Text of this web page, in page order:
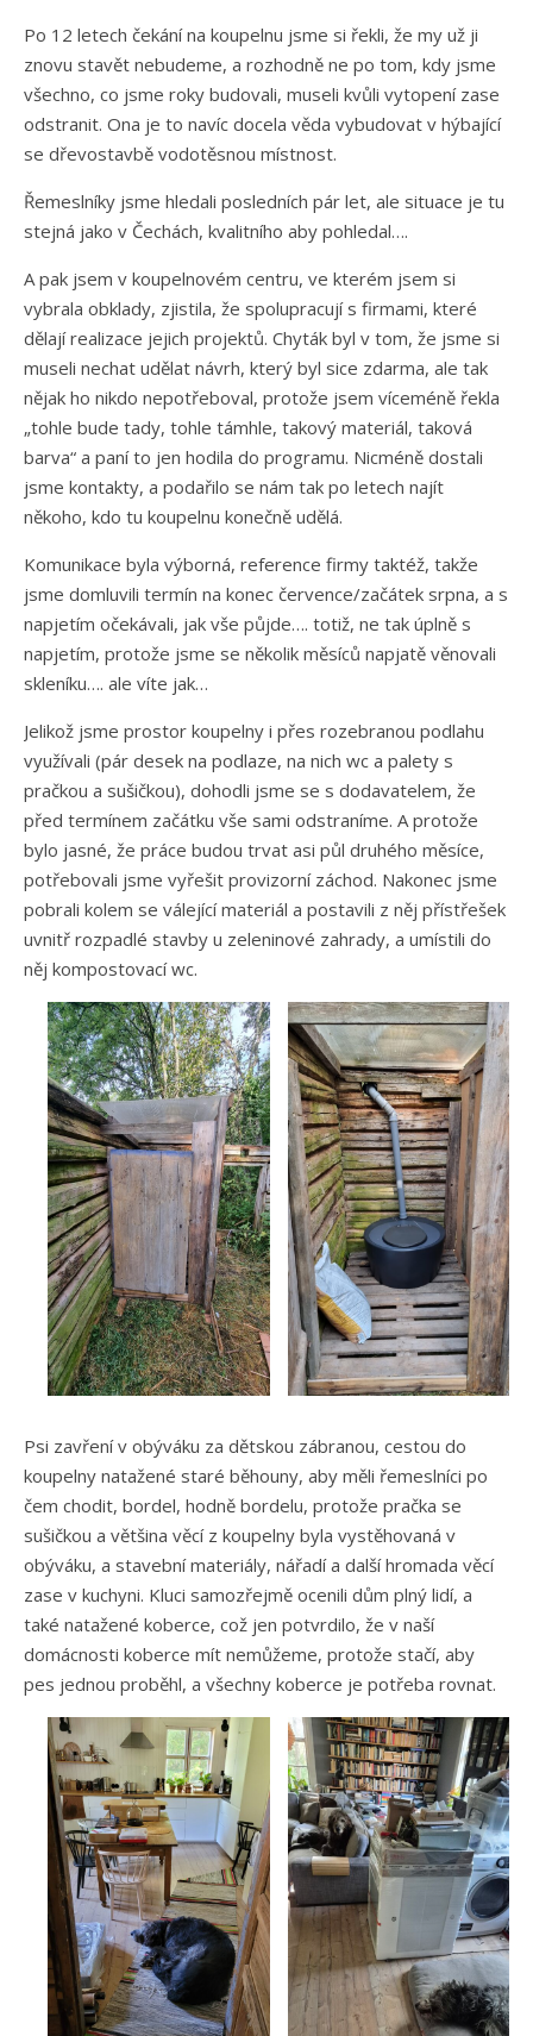
Po 12 letech čekání na koupelnu jsme si řekli, že my už ji
znovu stavět nebudeme, a rozhodně ne po tom, kdy jsme
všechno, co jsme roky budovali, museli kvůli vytopení zase
odstranit. Ona je to navíc docela věda vybudovat v hýbající
se dřevostavbě vodotěsnou místnost.
Řemeslníky jsme hledali posledních pár let, ale situace je tu
stejná jako v Čechách, kvalitního aby pohledal….
A pak jsem v koupelnovém centru, ve kterém jsem si
vybrala obklady, zjistila, že spolupracují s firmami, které
dělají realizace jejich projektů. Chyták byl v tom, že jsme si
museli nechat udělat návrh, který byl sice zdarma, ale tak
nějak ho nikdo nepotřeboval, protože jsem víceméně řekla
„tohle bude tady, tohle támhle, takový materiál, taková
barva“ a paní to jen hodila do programu. Nicméně dostali
jsme kontakty, a podařilo se nám tak po letech najít
někoho, kdo tu koupelnu konečně udělá.
Komunikace byla výborná, reference firmy taktéž, takže
jsme domluvili termín na konec července/začátek srpna, a s
napjetím očekávali, jak vše půjde…. totiž, ne tak úplně s
napjetím, protože jsme se několik měsíců napjatě věnovali
skleníku…. ale víte jak…
Jelikož jsme prostor koupelny i přes rozebranou podlahu
využívali (pár desek na podlaze, na nich wc a palety s
pračkou a sušičkou), dohodli jsme se s dodavatelem, že
před termínem začátku vše sami odstraníme. A protože
bylo jasné, že práce budou trvat asi půl druhého měsíce,
potřebovali jsme vyřešit provizorní záchod. Nakonec jsme
pobrali kolem se válející materiál a postavili z něj přístřešek
uvnitř rozpadlé stavby u zeleninové zahrady, a umístili do
něj kompostovací wc.
Psi zavření v obýváku za dětskou zábranou, cestou do
koupelny natažené staré běhouny, aby měli řemeslníci po
čem chodit, bordel, hodně bordelu, protože pračka se
sušičkou a většina věcí z koupelny byla vystěhovaná v
obýváku, a stavební materiály, nářadí a další hromada věcí
zase v kuchyni. Kluci samozřejmě ocenili dům plný lidí, a
také natažené koberce, což jen potvrdilo, že v naší
domácnosti koberce mít nemůžeme, protože stačí, aby
pes jednou proběhl, a všechny koberce je potřeba rovnat.